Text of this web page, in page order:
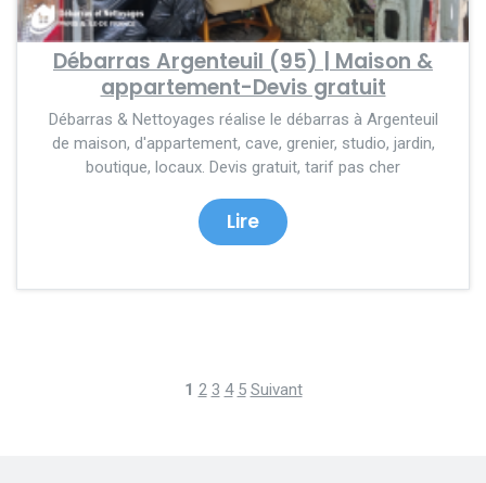
Débarras Argenteuil (95) | Maison &
appartement-Devis gratuit
Débarras & Nettoyages réalise le débarras à Argenteuil
de maison, d'appartement, cave, grenier, studio, jardin,
boutique, locaux. Devis gratuit, tarif pas cher
Lire
1 2 3 4 5 Suivant